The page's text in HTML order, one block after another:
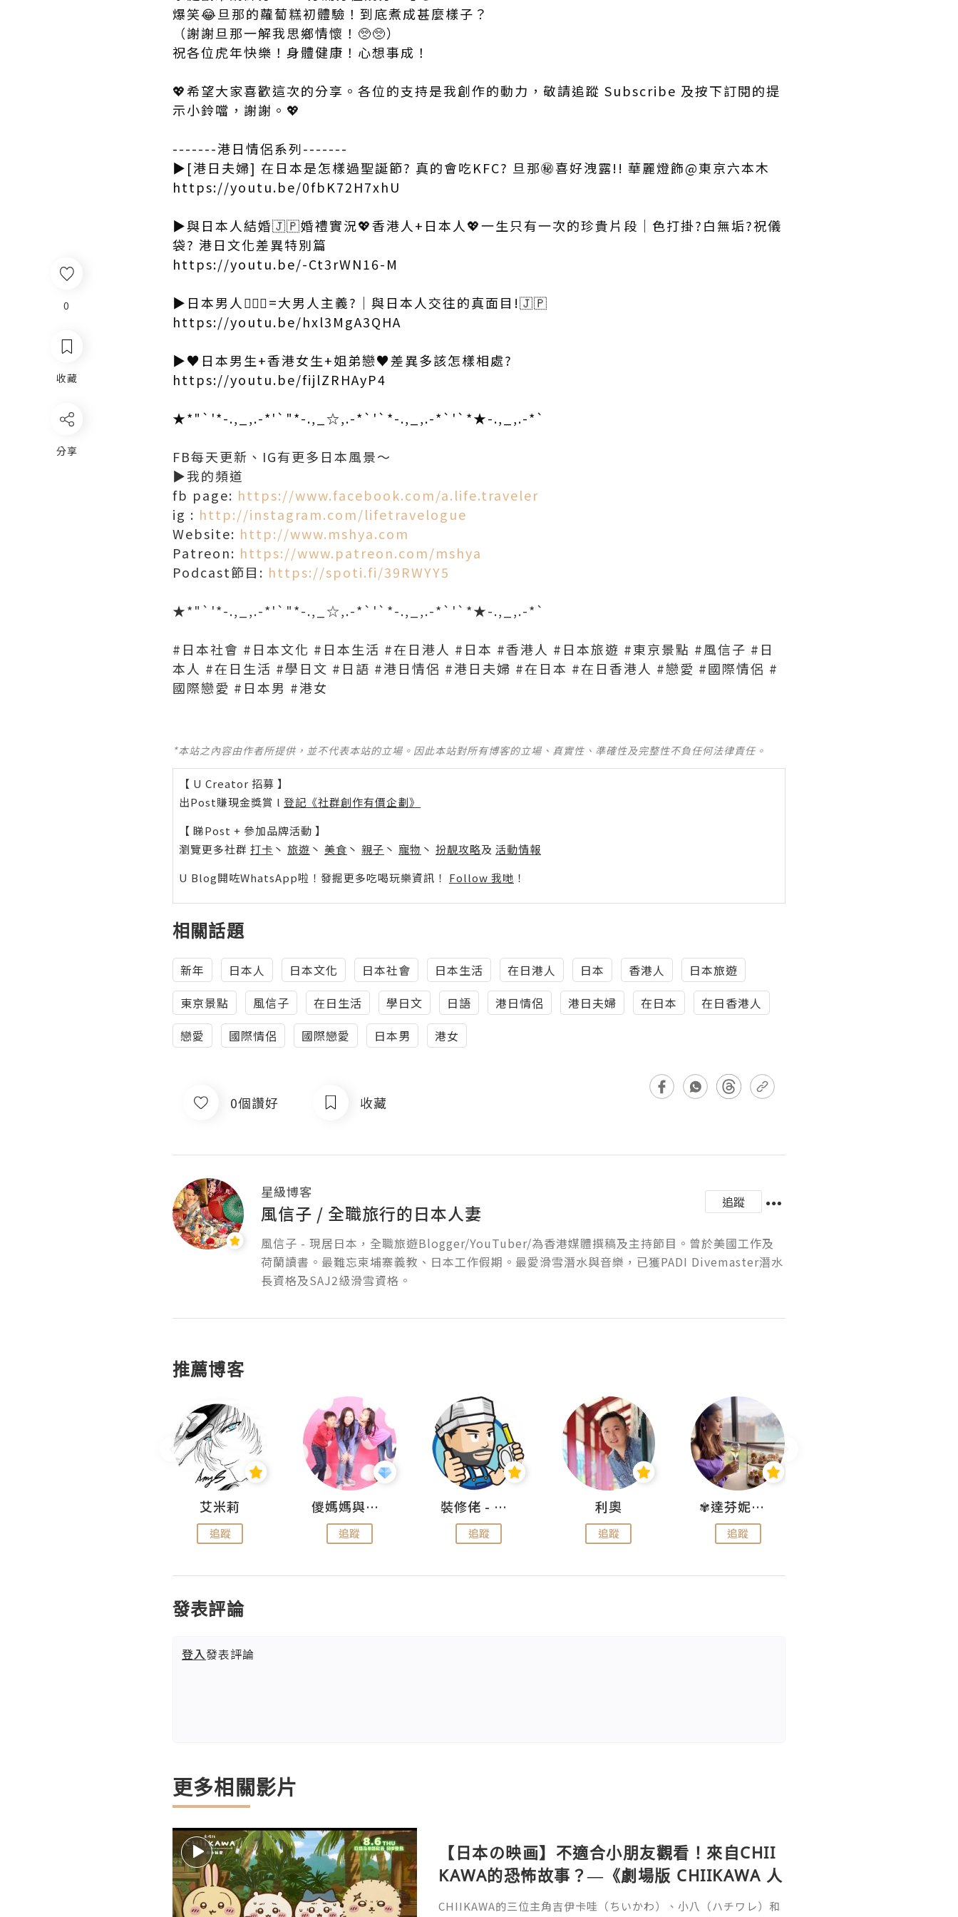
0
收藏
分享
爆笑😂旦那的蘿蔔糕初體驗！到底煮成甚麼樣子？
（謝謝旦那一解我思鄉情懷！🥺🥺）
祝各位虎年快樂！身體健康！心想事成！
💖希望大家喜歡這次的分享。各位的支持是我創作的動力，敬請追蹤 Subscribe 及按下訂閱的提
示小鈴噹，謝謝。💖
-------港日情侶系列-------
▶[港日夫婦] 在日本是怎樣過聖誕節? 真的會吃KFC? 旦那㊙︎喜好洩露!! 華麗燈飾@東京六本木
https://youtu.be/0fbK72H7xhU
▶與日本人結婚🇯🇵婚禮實況💖香港人+日本人💖一生只有一次的珍貴片段｜色打掛?白無垢?祝儀
袋? 港日文化差異特別篇
https://youtu.be/-Ct3rWN16-M
▶日本男人🙋🏻‍♂️=大男人主義?｜與日本人交往的真面目!🇯🇵
https://youtu.be/hxl3MgA3QHA
▶♥日本男生+香港女生+姐弟戀♥差異多該怎樣相處?
https://youtu.be/fijlZRHAyP4
★*"`'*-.,_,.-*'`"*-.,_☆,.-*`'`*-.,_,.-*`'`*★-.,_,.-*`
FB每天更新、IG有更多日本風景～
▶我的頻道
fb page: https://www.facebook.com/a.life.traveler
ig : http://instagram.com/lifetravelogue
Website: http://www.mshya.com
Patreon: https://www.patreon.com/mshya
Podcast節目: https://spoti.fi/39RWYY5
★*"`'*-.,_,.-*'`"*-.,_☆,.-*`'`*-.,_,.-*`'`*★-.,_,.-*`
#日本社會 #日本文化 #日本生活 #在日港人 #日本 #香港人 #日本旅遊 #東京景點 #風信子 #日
本人 #在日生活 #學日文 #日語 #港日情侶 #港日夫婦 #在日本 #在日香港人 #戀愛 #國際情侶 #
國際戀愛 #日本男 #港女
*本站之內容由作者所提供，並不代表本站的立場。因此本站對所有博客的立場、真實性、準確性及完整性不負任何法律責任。
【 U Creator 招募 】
出Post賺現金獎賞 l 登記《社群創作有價企劃》
【 睇Post + 參加品牌活動 】
瀏覽更多社群 打卡 丶 旅遊 丶 美食 丶 親子 丶 寵物 丶 扮靚攻略及 活動情報
U Blog開咗WhatsApp啦！發掘更多吃喝玩樂資訊！ Follow 我哋 ！
相關話題
新年 日本人 日本文化 日本社會 日本生活 在日港人 日本 香港人
日本旅遊
東京景點
風信子 在日生活 學日文 日語 港日情侶 港日夫婦 在日本
在日香港人
戀愛
國際情侶 國際戀愛 日本男 港女
0個讚好 收藏
星級博客
風信子 / 全職旅行的日本人妻 追蹤
風信子 - 現居日本，全職旅遊Blogger/YouTuber/為香港媒體撰稿及主持節目。曾於美國工作及
荷蘭讀書。最難忘柬埔寨義教、日本工作假期。最愛滑雪潛水與音樂，已獲PADI Divemaster潛水
長資格及SAJ2級滑雪資格。
推薦博客
艾米莉
追蹤
儍媽媽與兩隻小魔怪之家
追蹤
裝修佬 - 香港一站式網上裝修平台
追蹤
利奧
追蹤
✾達芬妮•愛孩子•愛生活✾
追蹤
發表評論
登入發表評論
更多相關影片
【日本の映画】不適合小朋友觀看！來自CHII
KAWA的恐怖故事？—《劇場版 CHIIKAWA 人
魚島的秘密》
CHIIKAWA的三位主角吉伊卡哇（ちいかわ）、小八（ハチワレ）和